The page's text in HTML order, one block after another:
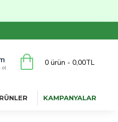
ol
0 ürün - 0,00TL
KAMPANYALAR